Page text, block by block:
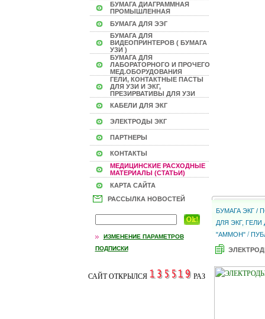
БУМАГА ДИАГРАММНАЯ
ПРОМЫШЛЕННАЯ
БУМАГА ДЛЯ ЭЭГ
БУМАГА ДЛЯ
ВИДЕОПРИНТЕРОВ ( БУМАГА
УЗИ )
БУМАГА ДЛЯ
ЛАБОРАТОРНОГО И ПРОЧЕГО
МЕД.ОБОРУДОВАНИЯ
ГЕЛИ, КОНТАКТНЫЕ ПАСТЫ
ДЛЯ УЗИ И ЭКГ,
ПРЕЗИРВАТИВЫ ДЛЯ УЗИ
КАБЕЛИ ДЛЯ ЭКГ
ЭЛЕКТРОДЫ ЭКГ
ПАРТНЕРЫ
КОНТАКТЫ
МЕДИЦИНСКИЕ РАСХОДНЫЕ
МАТЕРИАЛЫ (СТАТЬИ)
КАРТА САЙТА
РАССЫЛКА НОВОСТЕЙ
ИЗМЕНЕНИЕ ПАРАМЕТРОВ
ПОДПИСКИ
САЙТ ОТКРЫЛСЯ РАЗ
БУМАГА ЭКГ /
ДЛЯ ЭКГ,
"АММОН"/